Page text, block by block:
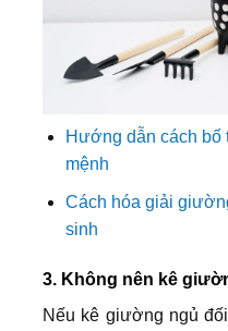
Hướng dẫn cách
mệnh
Cách hóa giải
sinh
3. Không nên kê
Nếu kê giường ngủ